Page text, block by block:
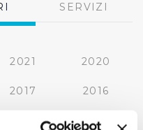
SERVIZI
2021 2020
2017 2016
2012